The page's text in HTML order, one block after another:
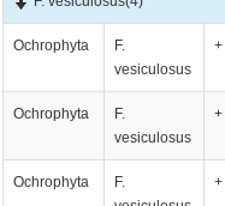
Ochrophyta
F.
vesiculosus
+
Ochrophyta
F.
vesiculosus
+
Ochrophyta
F.
+